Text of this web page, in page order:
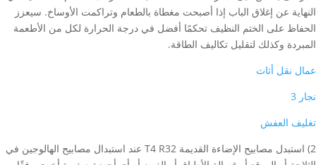
النهاية عن إغلاق الباب إذا أصبحت مغطاة بالطعام وتراكمت الأوساخ. سيعزز
الحفاظ على الختم النظيف تحكمًا أفضل في درجة الحرارة لكل من الأطعمة
المبردة وكذلك لتقليل تكاليف الطاقة.
عمال نقل أثاث
نجار 3
تغليف العفش
2) استبدل مصابيح الإضاءة القديمة T4 R32 عند استبدال مصابيح الهالوجين في